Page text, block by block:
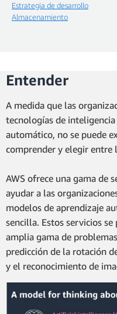
Estrategia de desarrollo
Almacenamiento
Entender
A medida que las
tecnologías de
automático, no se puede
comprender y elegir entre
AWS ofrece una gama de
ayudar a las
modelos de aprendizaje
sencilla. Estos servicios
amplia gama de
predicción de la rotación
y el reconocimiento de